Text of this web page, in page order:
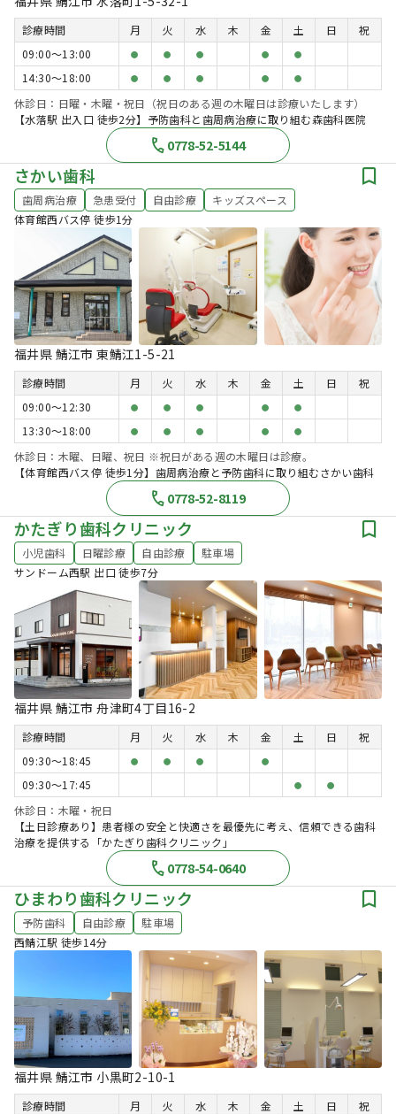
診療時間 月 火 水 木 金 土 日
祝
09:00〜13:00
● ● ● ● ●
14:30〜18:00 ● ● ● ● ●
休診日：日曜・木曜・祝日（祝日のある週の木曜日は診療いたします）
【水落駅 出入口 徒歩2分】予防歯科と歯周病治療に取り組む森歯科医院
0778-52-5144
さかい歯科
歯周病治療 急患受付 自由診療
キッズスペース
体育館西バス停 徒歩1分
福井県 鯖江市 東鯖江1-5-21
診療時間 月 火 水 木 金 土 日
祝
09:00〜12:30
● ● ● ● ●
13:30〜18:00 ● ● ● ● ●
休診日：木曜、日曜、祝日 ※祝日がある週の木曜日は診療。
【体育館西バス停 徒歩1分】歯周病治療と予防歯科に取り組むさかい歯科
0778-52-8119
かたぎり歯科クリニック
小児歯科 日曜診療 自由診療
駐車場
サンドーム西駅 出口 徒歩7分
福井県 鯖江市 舟津町4丁目16-2
診療時間 月 火 水 木 金 土 日
祝
09:30〜18:45
● ● ● ●
09:30〜17:45 ● ●
休診日：木曜・祝日
【土日診療あり】患者様の安全と快適さを最優先に考え、信頼できる歯科
治療を提供する「かたぎり歯科クリニック」
0778-54-0640
ひまわり歯科クリニック
予防歯科 自由診療
駐車場
西鯖江駅 徒歩14分
福井県 鯖江市 小黒町2-10-1
診療時間 月 火 水 木 金 土 日
祝